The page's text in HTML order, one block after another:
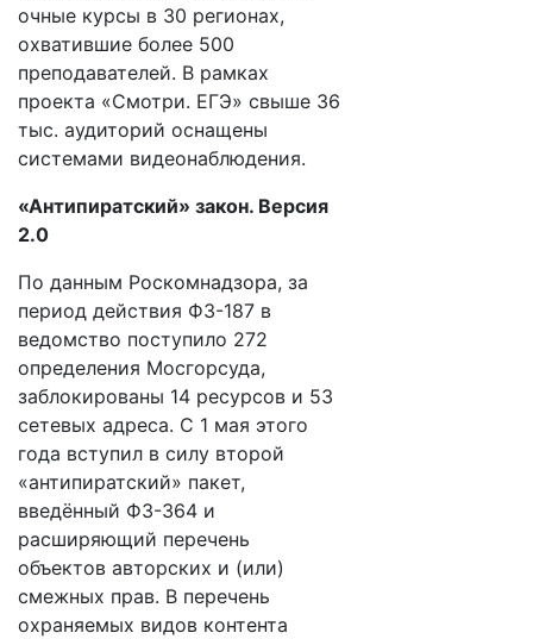
очные курсы в 30 регионах,
охватившие более 500
преподавателей. В рамках
проекта «Смотри. ЕГЭ» свыше 36
тыс. аудиторий оснащены
системами видеонаблюдения.
«Антипиратский» закон. Версия
2.0
По данным Роскомнадзора, за
период действия ФЗ-187 в
ведомство поступило 272
определения Мосгорсуда,
заблокированы 14 ресурсов и 53
сетевых адреса. С 1 мая этого
года вступил в силу второй
«антипиратский» пакет,
введённый ФЗ-364 и
расширяющий перечень
объектов авторских и (или)
смежных прав. В перечень
охраняемых видов контента